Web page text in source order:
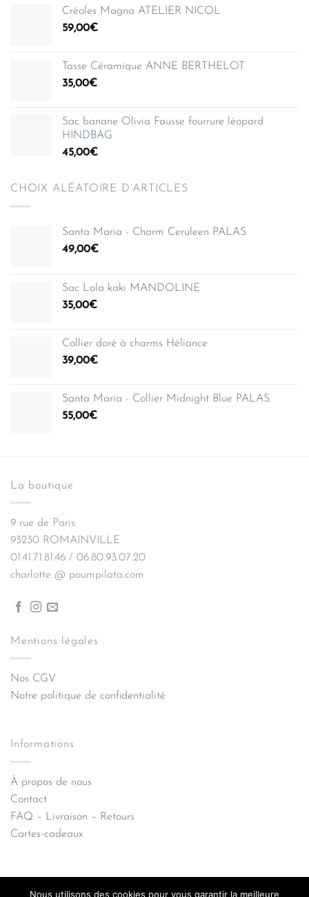
Créoles Magna ATELIER NICOL
59,00€
Tasse Céramique ANNE BERTHELOT
35,00€
Sac banane Olivia Fausse fourrure léopard
HINDBAG
45,00€
CHOIX ALÉATOIRE D’ARTICLES
Santa Maria - Charm Ceruleen PALAS
49,00€
Sac Lola kaki MANDOLINE
35,00€
Collier doré à charms Héliance
39,00€
Santa Maria - Collier Midnight Blue PALAS
55,00€
La boutique
9 rue de Paris
93230 ROMAINVILLE
01.41.71.81.46 / 06.80.93.07.20
charlotte @ poumpilata.com
Mentions légales
Nos CGV
Notre politique de confidentialité
Informations
À propos de nous
Contact
FAQ – Livraison – Retours
Cartes-cadeaux
Nous utilisons des cookies pour vous garantir la meilleure